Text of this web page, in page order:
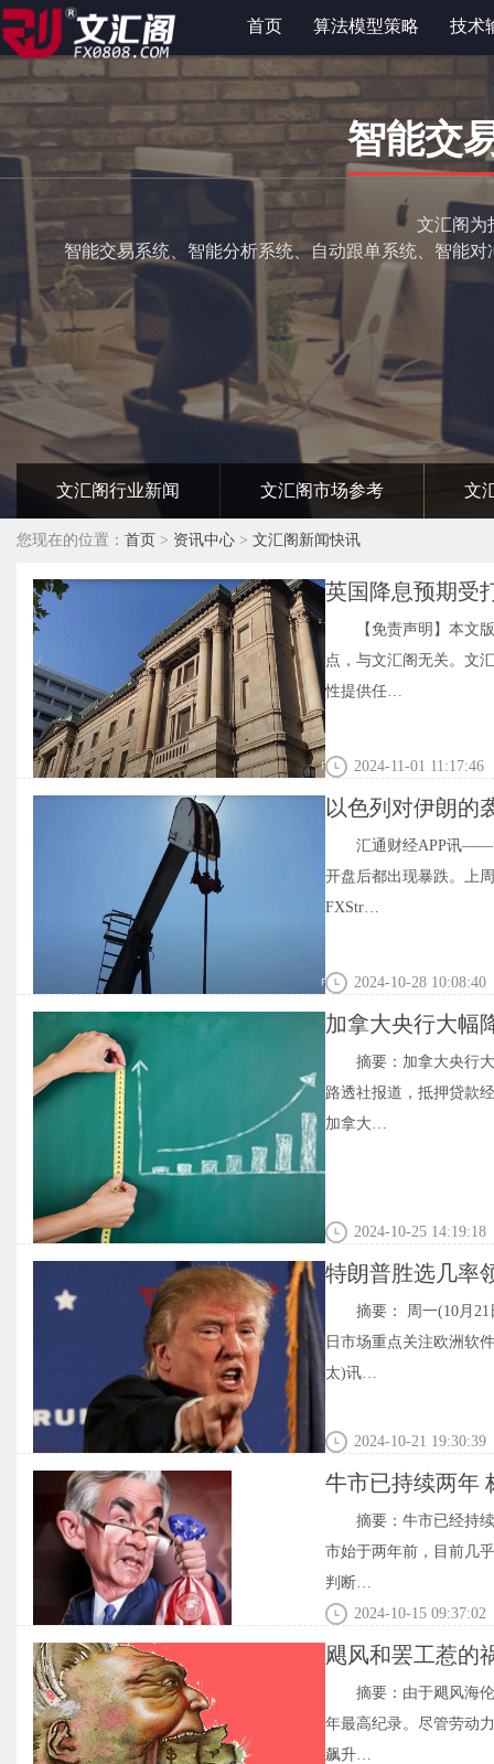
首页 算法模型策略 技术
智能交
文汇阁为
智能交易系统、智能分析系统、自动跟单系统、智能
文汇阁行业新闻 文汇阁市场参考 文
您现在的位置： 首页 > 资讯中心 > 文汇阁新闻快讯
英国降息预期受
【免责声明】本文
点，与文汇阁无关。文
性提供任…
2024-11-01 11:17:46
以色列对伊朗的
汇通财经APP讯——
开盘后都出现暴跌。上
FXStr…
2024-10-28 10:08:40
加拿大央行大幅
摘要：加拿大央行
路透社报道，抵押贷款
加拿大…
2024-10-25 14:19:18
特朗普胜选几率
摘要： 周一(10月
日市场重点关注欧洲软
太)讯…
2024-10-21 19:30:39
牛市已持续两年
摘要：牛市已经持
市始于两年前，目前几
判断…
2024-10-15 09:37:02
飓风和罢工惹的
摘要：由于飓风海
年最高纪录。尽管劳动
飙升…